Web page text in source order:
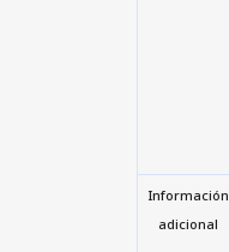
Información
adicional